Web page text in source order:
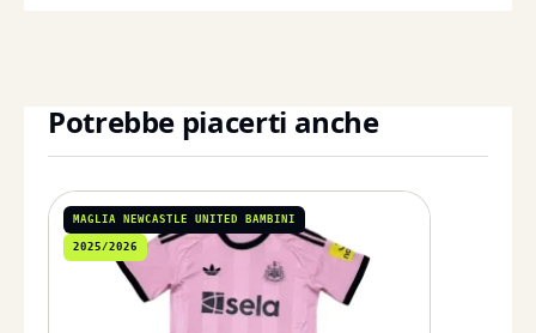
Potrebbe piacerti anche
MAGLIA NEWCASTLE UNITED BAMBINI
2025/2026